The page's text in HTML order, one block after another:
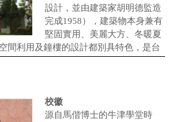
設計，並由建築家胡明德監造
完成1958），建築物本身兼有
堅固實用、美麗大方、冬暖夏
間利用及鐘樓的設計都別具特色，是台
校徽
源自馬偕博士的牛津學堂時